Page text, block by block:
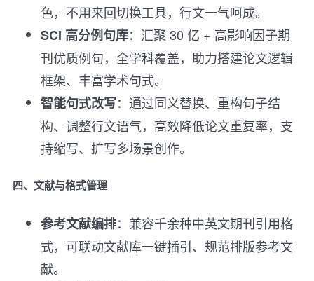
色，不用来回切换工具，行文一气呵成。
SCI 高分例句库：汇聚 30 亿 + 高影响因子期
刊优质例句，全学科覆盖，助力搭建论文逻辑
框架、丰富学术句式。
智能句式改写：通过同义替换、重构句子结
构、调整行文语气，高效降低论文重复率，支
持缩写、扩写多场景创作。
四、文献与格式管理
参考文献编排：兼容千余种中英文期刊引用格
式，可联动文献库一键插引、规范排版参考文
献。